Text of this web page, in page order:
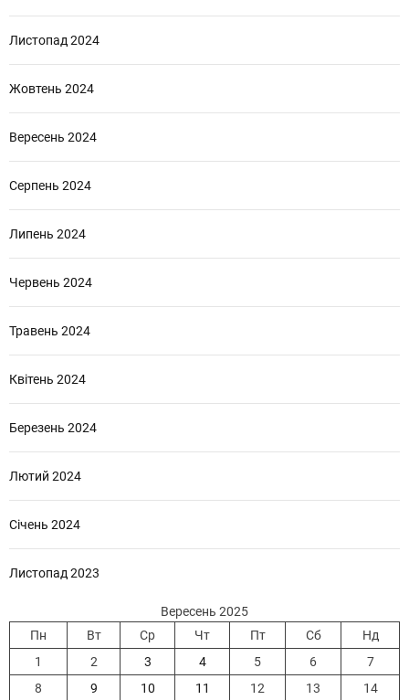
Листопад 2024
Жовтень 2024
Вересень 2024
Серпень 2024
Липень 2024
Червень 2024
Травень 2024
Квітень 2024
Березень 2024
Лютий 2024
Січень 2024
Листопад 2023
Вересень 2025
Пн
Вт Ср Чт Пт Сб
Нд
1
2 3 4 5 6
7
8
9 10 11 12 13
14